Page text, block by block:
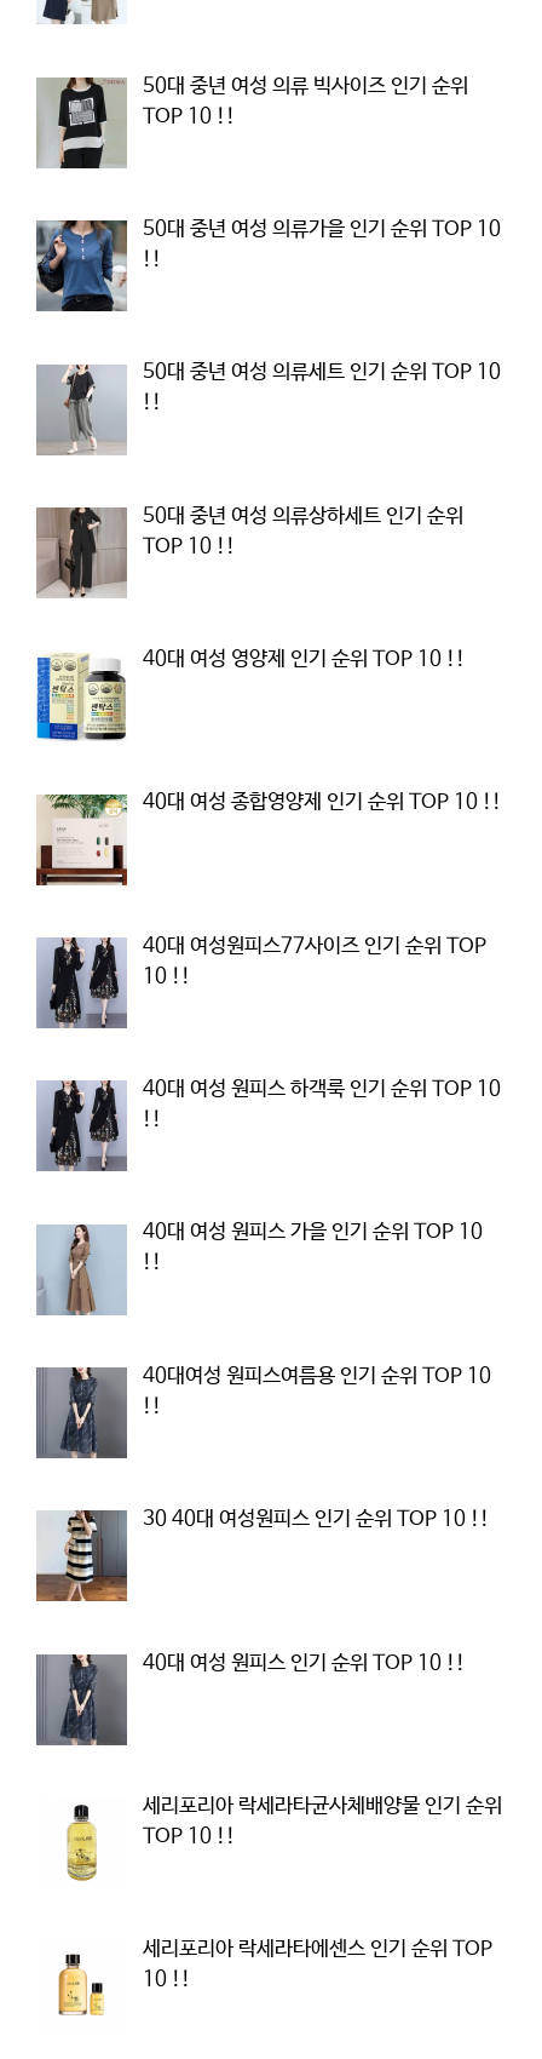
50대 중년 여성 의류 빅사이즈 인기 순위
TOP 10 !!
50대 중년 여성 의류가을 인기 순위 TOP 10
!!
50대 중년 여성 의류세트 인기 순위 TOP 10
!!
50대 중년 여성 의류상하세트 인기 순위
TOP 10 !!
40대 여성 영양제 인기 순위 TOP 10 !!
40대 여성 종합영양제 인기 순위 TOP 10 !!
40대 여성원피스77사이즈 인기 순위 TOP
10 !!
40대 여성 원피스 하객룩 인기 순위 TOP 10
!!
40대 여성 원피스 가을 인기 순위 TOP 10
!!
40대여성 원피스여름용 인기 순위 TOP 10
!!
30 40대 여성원피스 인기 순위 TOP 10 !!
40대 여성 원피스 인기 순위 TOP 10 !!
세리포리아 락세라타균사체배양물 인기 순위
TOP 10 !!
세리포리아 락세라타에센스 인기 순위 TOP
10 !!